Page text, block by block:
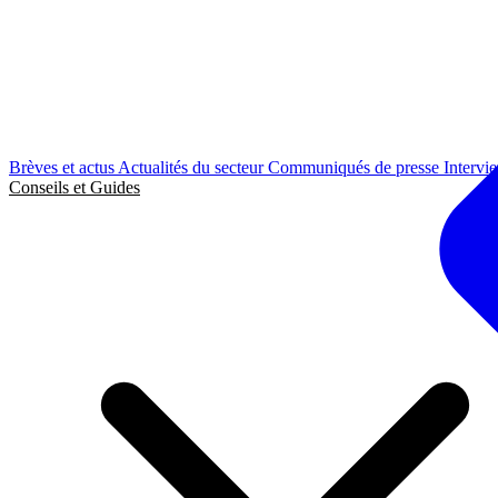
Brèves et actus Actualités du secteurCommuniqués de presse
Conseils et Guides